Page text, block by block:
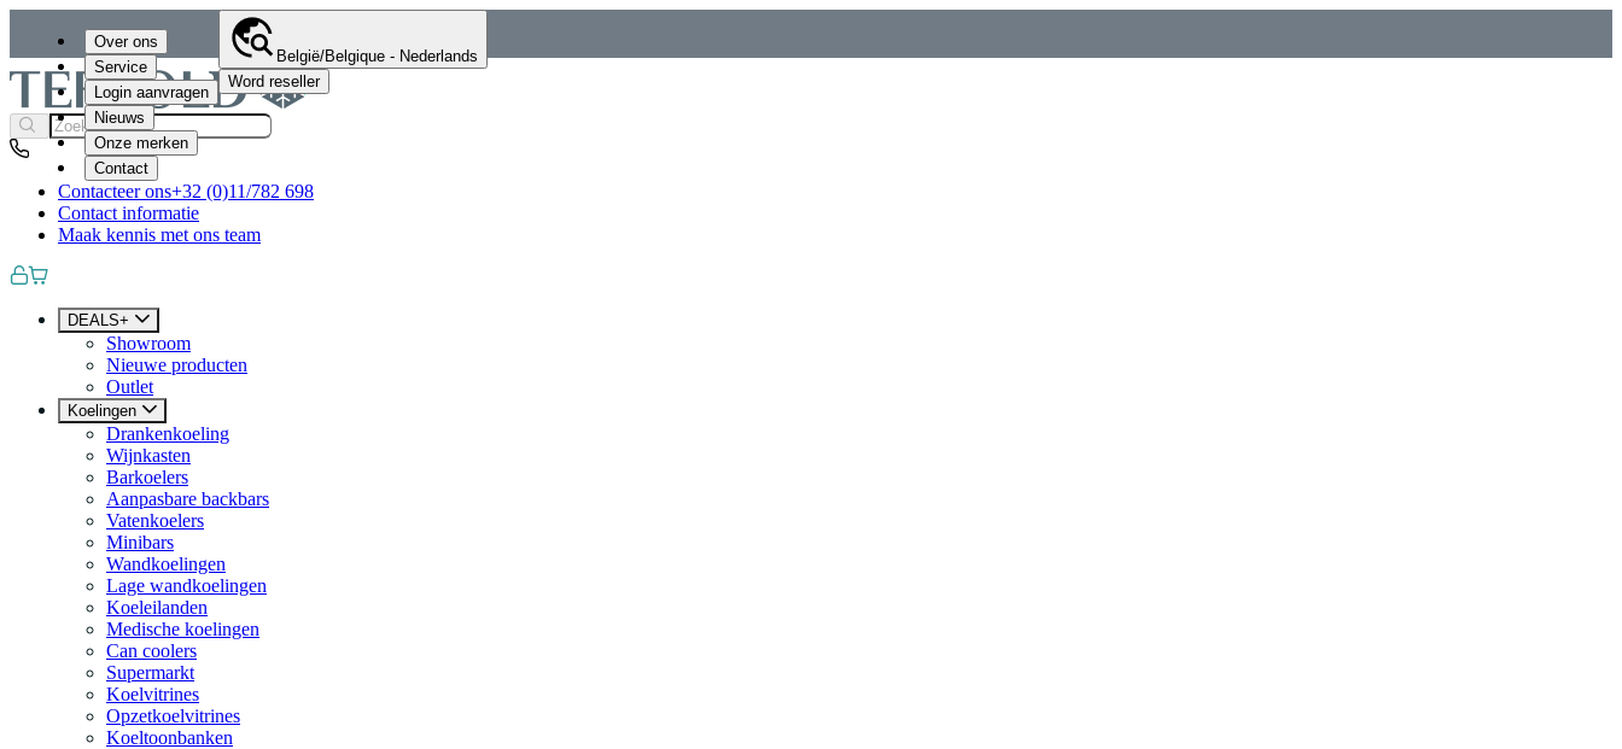
Over ons
Service
Login aanvragen
Nieuws
Onze merken
Contact
België/Belgique - Nederlands
Word reseller
Contacteer ons+32 (0)11/782 698
Contact informatie
Maak kennis met ons team
DEALS+
Showroom
Nieuwe producten
Outlet
Koelingen
Drankenkoeling
Wijnkasten
Barkoelers
Aanpasbare backbars
Vatenkoelers
Minibars
Wandkoelingen
Lage wandkoelingen
Koeleilanden
Medische koelingen
Can coolers
Supermarkt
Koelvitrines
Opzetkoelvitrines
Koeltoonbanken